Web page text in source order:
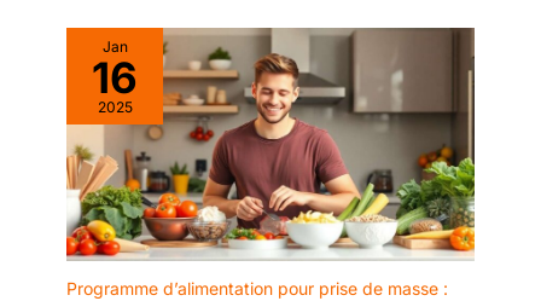
Jan
16
2025
Programme d’alimentation pour prise de masse :